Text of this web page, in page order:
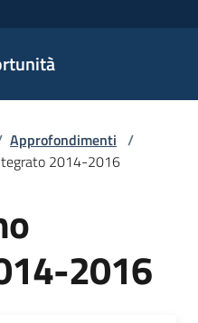
Approfondimenti /
2014-2016
2016